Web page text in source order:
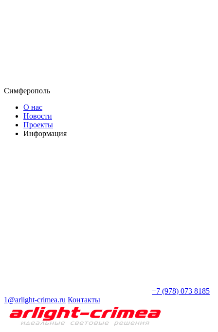
Симферополь
О нас
Новости
Проекты
Информация
+7 (978) 073 8185
1@arlight-crimea.ru Контакты